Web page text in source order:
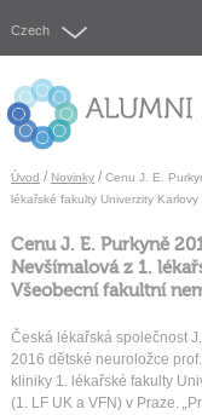
Czech
Úvod / Novinky/ Cenu J. E.
lékařské fakulty Univerzity
Cenu J. E. Purkyně
Nevšímalová z 1.
Všeobecní fakultní
Česká lékařská společnost
2016 dětské neuroložce
kliniky 1. lékařské fakulty
(1. LF UK a VFN) v Praze. „